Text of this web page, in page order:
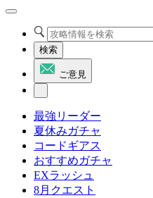
検索
ご意見
最強リーダー
夏休みガチャ
コードギアス
おすすめガチャ
EXラッシュ
8月クエスト